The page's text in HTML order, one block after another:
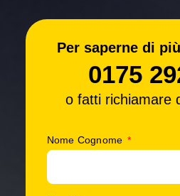
Per saperne di
0175
o fatti richiamare
Nome Cognome